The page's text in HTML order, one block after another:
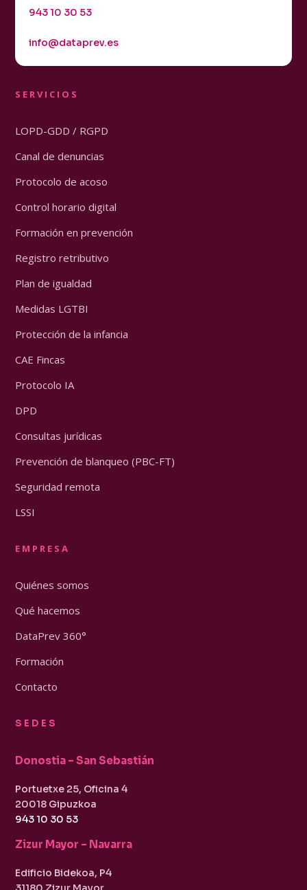
943 10 30 53
info@dataprev.es
SERVICIOS
LOPD-GDD / RGPD
Canal de denuncias
Protocolo de acoso
Control horario digital
Formación en prevención
Registro retributivo
Plan de igualdad
Medidas LGTBI
Protección de la infancia
CAE Fincas
Protocolo IA
DPD
Consultas jurídicas
Prevención de blanqueo (PBC-FT)
Seguridad remota
LSSI
EMPRESA
Quiénes somos
Qué hacemos
DataPrev 360°
Formación
Contacto
SEDES
Donostia – San Sebastián
Portuetxe 25, Oficina 4
20018 Gipuzkoa
943 10 30 53
Zizur Mayor – Navarra
Edificio Bidekoa, P4